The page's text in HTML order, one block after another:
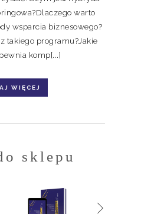
warto
wsparcia biznesowego?
takiego programu?Jakie
komp[...]
WIĘCEJ
sklepu